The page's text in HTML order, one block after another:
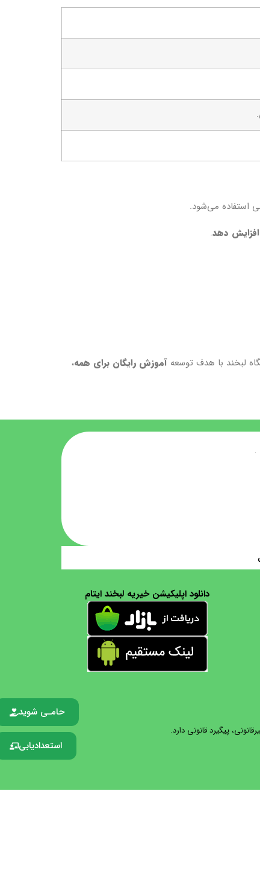
استفاده می‌شود.
.
لبخند با هدف توسعه آموزش رایگان برای همه،
دانلود اپلیکیشن خیریه لبخند ایتام
پیگیرد قانونی دارد.
استعدادیابی
حامـی شوید